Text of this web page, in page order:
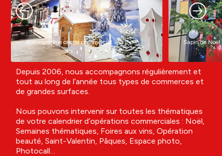
Scénographie centre commercial Sapin de
Depuis 2006, nous accompagnons régulièrement et
tout au long de l’année tous types de commerces et
de grandes surfaces.
Nous pouvons intervenir sur toutes les thématiques
de votre calendrier d’opérations commerciales : Noël,
Semaines thématiques, Foires aux vins, Opération
beauté, Saint-Valentin, Pâques, Espace photo,
Photocall…